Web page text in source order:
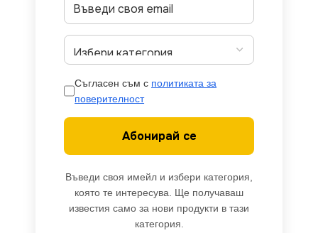
Съгласен съм с политиката за
поверителност
Абонирай се
Въведи своя имейл и избери категория,
която те интересува. Ще получаваш
известия само за нови продукти в тази
категория.